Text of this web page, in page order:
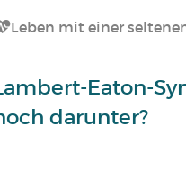
Leben mit einer
Eaton-
darunter?